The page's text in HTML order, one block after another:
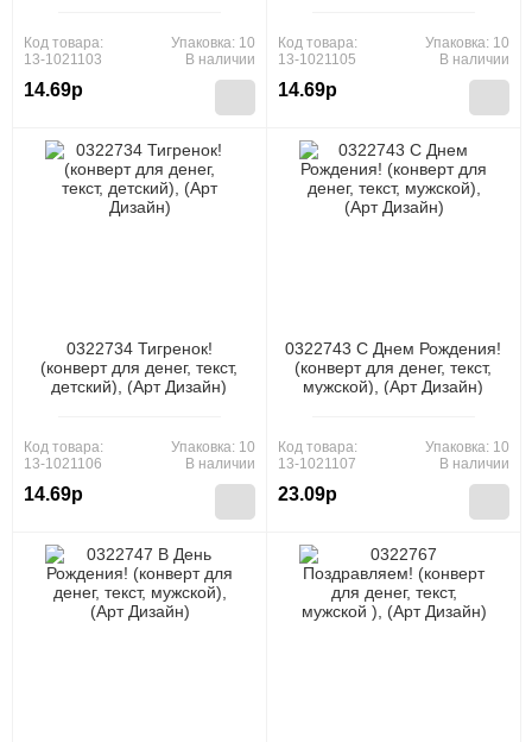
Код товара:
13-1021103
14.69р
Упаковка: 10
В наличии
Код товара:
13-1021105
14.69р
Упаковка: 10
В наличии
0322734 Тигренок!
(конверт для денег, текст,
детский), (Арт Дизайн)
Код товара:
13-1021106
14.69р
Упаковка: 10
В наличии
0322743 С Днем Рождения!
(конверт для денег, текст,
мужской), (Арт Дизайн)
Код товара:
13-1021107
23.09р
Упаковка: 10
В наличии